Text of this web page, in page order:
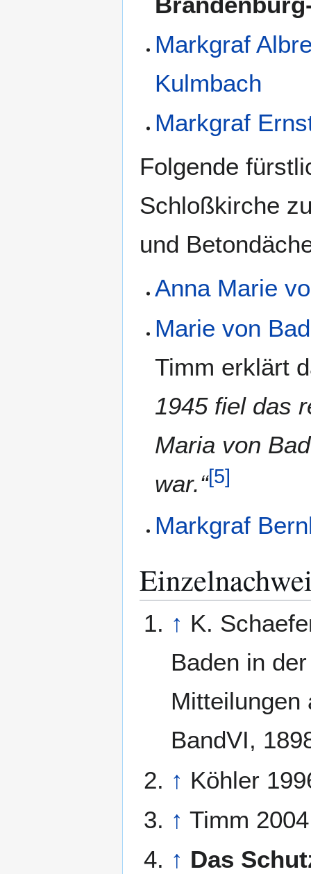
Markgraf
Kulmbach
Markgraf
Folgende
Schloßkirche
und
Anna Marie
Marie von
Timm erklärt
1945 fiel das
Maria von
war.“[5]
Markgraf
↑ K.
Baden in
Mitteilungen
BandVI,
↑ Köhler
↑ Timm
↑ Das